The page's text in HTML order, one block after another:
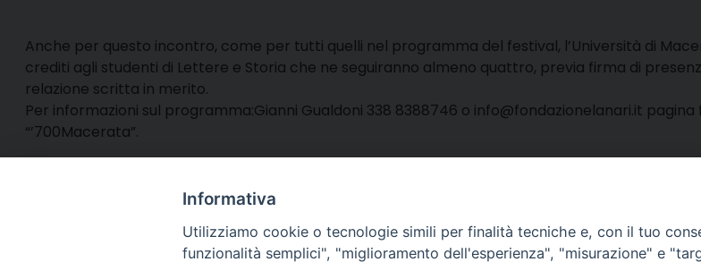
Anche per questo incontro, come per tutti quelli nel programma del festival, l’Università di
crediti agli studenti di Lettere e Storia che ne seguiranno almeno quattro, previa firma di
relazione scritta in merito.
Per informazioni sul programma:Gianni Gualdoni 338 8388746 o info@fondazionelanari.it pagina
“’700Macerata”.
Informativa
Utilizziamo cookie o tecnologie simili per finalità tecniche e, con il tuo
funzionalità semplici", "miglioramento dell'esperienza", "misurazione" e